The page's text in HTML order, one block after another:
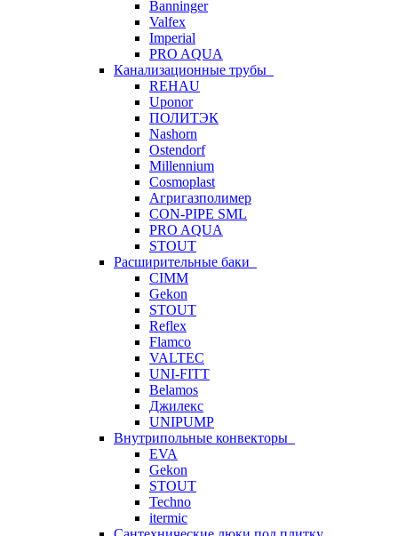
Banninger
Valfex
Imperial
PRO AQUA
Канализационные трубы
REHAU
Uponor
ПОЛИТЭК
Nashorn
Ostendorf
Millennium
Cosmoplast
Агригазполимер
CON-PIPE SML
PRO AQUA
STOUT
Расширительные баки
CIMM
Gekon
STOUT
Reflex
Flamco
VALTEC
UNI-FITT
Belamos
Джилекс
UNIPUMP
Внутрипольные конвекторы
EVA
Gekon
STOUT
Techno
itermic